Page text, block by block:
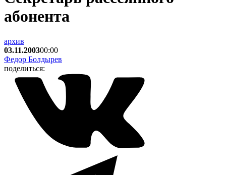
абонента
архив
03.11.200300:00
Федор Болдырев
поделиться: